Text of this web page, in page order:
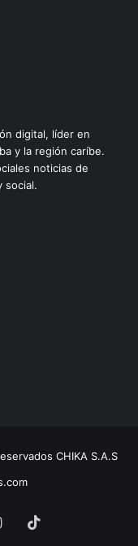
digital, líder en
y la región caríbe.
noticias de
social.
CHIKA S.A.S
Instagram